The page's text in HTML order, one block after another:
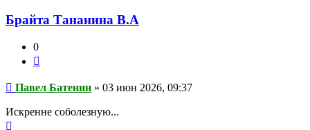
Брайта Тананина В.А
0
Сообщение
Павел Батенин » 03 июн 2026, 09:37
Искренне соболезную...